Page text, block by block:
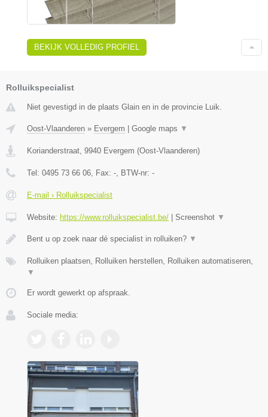
BEKIJK VOLLEDIG PROFIEL
Rolluikspecialist
Niet gevestigd in de plaats Glain en in de provincie Luik.
Oost-Vlaanderen » Evergem Google maps ▼
Korianderstraat 9940 Evergem (Oost-Vlaanderen)
Tel: 0495 73 66 06 , Fax: - , BTW-nr: -
E-mail › Rolluikspecialist
Website: https://www.rolluikspecialist.be/ Screenshot ▼
Bent u op zoek naar dé specialist in rolluiken? ▼
Rolluiken plaatsen, Rolluiken herstellen, Rolluiken automatiseren,
▼
Er wordt gewerkt op afspraak.
Sociale media: